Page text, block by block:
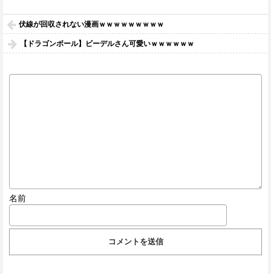
伏線が回収されない漫画ｗｗｗｗｗｗｗｗｗ
【ドラゴンボール】ビーデルさん可愛いｗｗｗｗｗｗ
名前